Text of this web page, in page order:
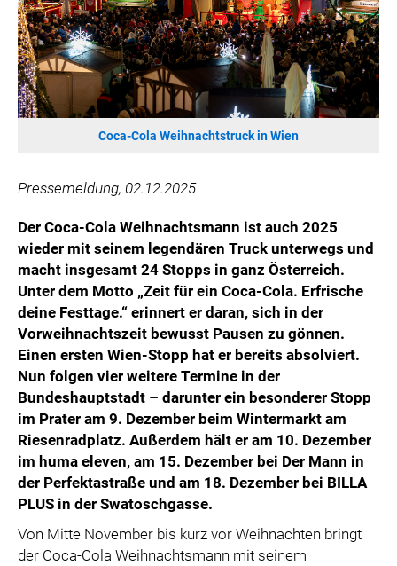
ANNEMARIE CHARITY
IMPERIAL MARKETS
TRÄGERVEREIN EINWEGPFAND
SPECIAL OLYMPICS ÖSTERREICH
COCA COLA
PRESSEKONTAKT
Coca-Cola Weihnachtstruck in Wien
Pressemeldung, 02.12.2025
Der Coca-Cola Weihnachtsmann ist auch 2025
wieder mit seinem legendären Truck unterwegs und
macht insgesamt 24 Stopps in ganz Österreich.
Unter dem Motto „Zeit für ein Coca-Cola. Erfrische
deine Festtage.“ erinnert er daran, sich in der
Vorweihnachtszeit bewusst Pausen zu gönnen.
Einen ersten Wien-Stopp hat er bereits absolviert.
Nun folgen vier weitere Termine in der
Bundeshauptstadt – darunter ein besonderer Stopp
im Prater am 9. Dezember beim Wintermarkt am
Riesenradplatz. Außerdem hält er am 10. Dezember
im huma eleven, am 15. Dezember bei Der Mann in
der Perfektastraße und am 18. Dezember bei BILLA
PLUS in der Swatoschgasse.
Von Mitte November bis kurz vor Weihnachten bringt
der Coca-Cola Weihnachtsmann mit seinem